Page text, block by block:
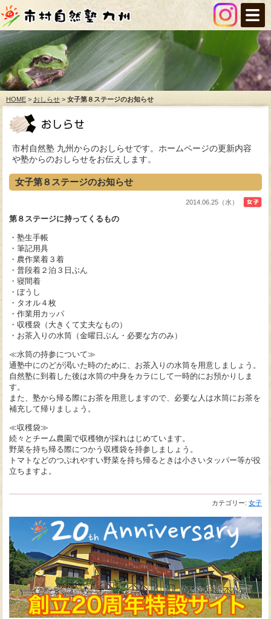
HOME > おしらせ > 女子第８ステージのお知らせ
市村自然塾 九州からのおしらせです。ホームページの更新内容
や塾からのおしらせをお伝えします。
女子第８ステージのお知らせ
2014.06.25（水）
第８ ステージに持ってくるもの
・塾生手帳
・筆記用具
・農作業着３着
・普段着２泊３日ぶん
・寝間着
・ぼうし
・タオル４枚
・作業用カッパ
・収穫袋（大きくて丈夫なもの）
・お茶入りの水筒（金曜日ぶん・必要な方のみ）
≪水筒の持参について≫
通塾中にのどが渇いた時のために、お茶入りの水筒を用意しましょう。
自然塾に到着した後は水筒の中身をカラにして一時的にお預かりしま
す。
また、塾から帰る際にお茶を用意しますので、必要な人は水筒にお茶を
補充して帰りましょう。
≪収穫袋≫
続々とチーム農園で収穫物が採れはじめています。
野菜を持ち帰る際につかう収穫袋を持参しましょう。
トマトなどのつぶれやすい野菜を持ち帰るときは小さいタッパー等が役
立ちますよ。
カテゴリー: 女子